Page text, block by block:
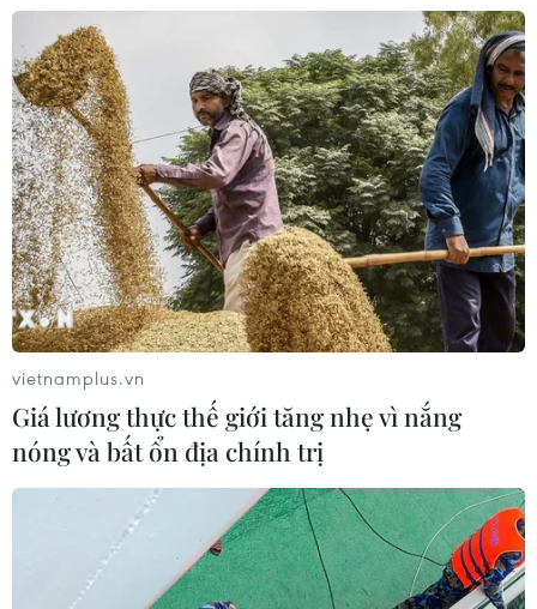
Tổng Biên tập: TRẦN TIẾN DUẨN
Phó Tổng Biên tập: NGUYỄN THỊ TÁM, KHÚC THANH
THỦY
Sở hữu trí tuệ
Quy định sử dụng
RSS
Hỗ trợ
Ngôn ngữ
TTXVN
Dịch vụ tin
Quảng cáo
Liên hệ
Giấy phép số: 1374/GP-BTTTT do Bộ Thông tin và Truyền thông
cấp ngày 11/9/2008.
Quảng cáo: Phó TBT Nguyễn Thị Tám: 093.5958688, Email:
tamvna@gmail.com
Điện thoại: (024) 39411349 - (024) 39411348, Fax: (024)
vietnamplus.vn
Giá lương thực thế giới tăng nhẹ vì nắng
nóng và bất ổn địa chính trị